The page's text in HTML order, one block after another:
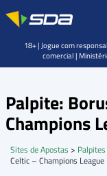
Palpite:
Champions
Sites de Apostas >
Celtic – Champions
18+ | Jogue com
comercial |